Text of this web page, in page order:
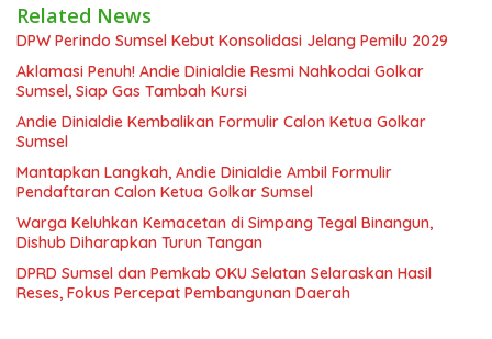
Related News
DPW Perindo Sumsel Kebut Konsolidasi Jelang Pemilu 2029
Aklamasi Penuh! Andie Dinialdie Resmi Nahkodai Golkar
Sumsel, Siap Gas Tambah Kursi
Andie Dinialdie Kembalikan Formulir Calon Ketua Golkar
Sumsel
Mantapkan Langkah, Andie Dinialdie Ambil Formulir
Pendaftaran Calon Ketua Golkar Sumsel
Warga Keluhkan Kemacetan di Simpang Tegal Binangun,
Dishub Diharapkan Turun Tangan
DPRD Sumsel dan Pemkab OKU Selatan Selaraskan Hasil
Reses, Fokus Percepat Pembangunan Daerah